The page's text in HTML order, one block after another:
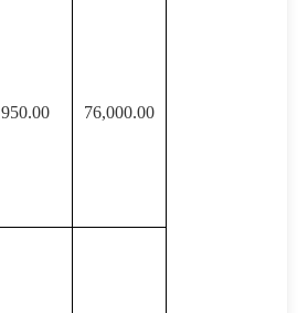
950.00 76,000.00